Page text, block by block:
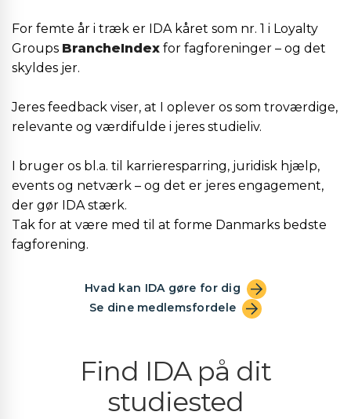
For femte år i træk er IDA kåret som nr. 1 i Loyalty
Groups BrancheIndex for fagforeninger – og det
skyldes jer.
Jeres feedback viser, at I oplever os som troværdige,
relevante og værdifulde i jeres studieliv.
I bruger os bl.a. til karrieresparring, juridisk hjælp,
events og netværk – og det er jeres engagement,
der gør IDA stærk.
Tak for at være med til at forme Danmarks bedste
fagforening.
Hvad kan IDA gøre for dig
Se dine medlemsfordele
Find IDA på dit
studiested